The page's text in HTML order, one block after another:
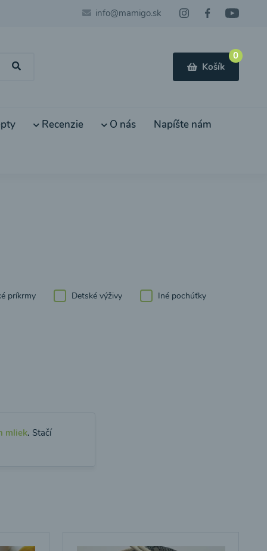
info@mamigo.sk
0
Košík
Recenzie O nás Napíšte nám
príkrmy Detské výživy Iné pochúťky
mliek. Stačí